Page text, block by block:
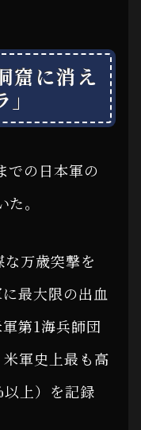
窟に消え
での日本軍の
。
な万歳突撃を
最大限の出血
第1海兵師団
軍史上最も高
上）を記録